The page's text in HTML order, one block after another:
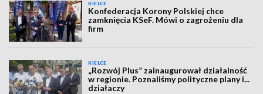
KIELCE
Konfederacja Korony Polskiej chce
zamknięcia KSeF. Mówi o zagrożeniu dla
firm
KIELCE
„Rozwój Plus” zainaugurował działalność
w regionie. Poznaliśmy polityczne plany i...
działaczy